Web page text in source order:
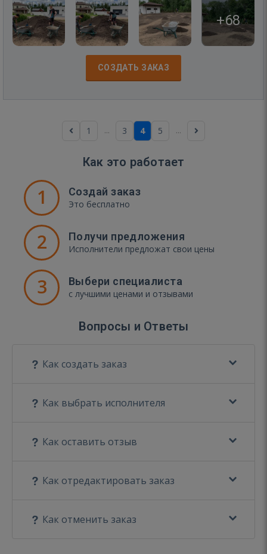
+68
СОЗДАТЬ ЗАКАЗ
1 ... 3 4 5 ...
Как это работает
1 Создай заказ
Это бесплатно
2 Получи предложения
Исполнители предложат свои цены
3 Выбери специалиста
с лучшими ценами и отзывами
Вопросы и Ответы
Как создать заказ
Как выбрать исполнителя
Как оставить отзыв
Как отредактировать заказ
Как отменить заказ